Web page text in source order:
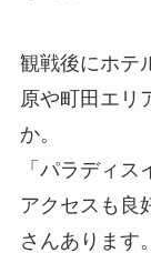
観戦後にホテ
原や町田エリ
か。
「パラディ
アクセスも良
さんあります。